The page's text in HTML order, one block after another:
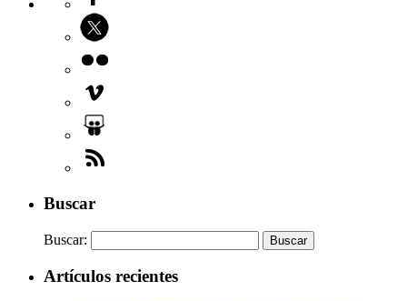
Buscar
Buscar:
Artículos recientes